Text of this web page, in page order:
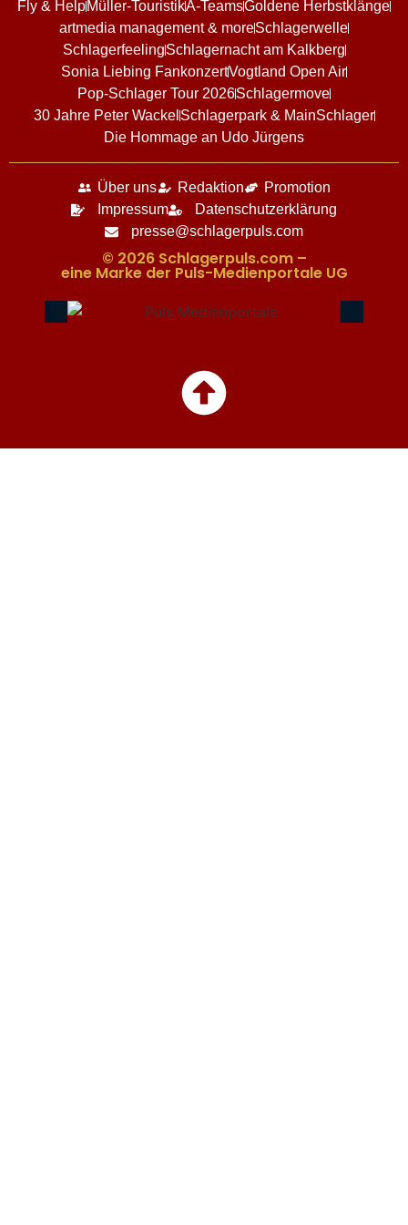
Fly & HelpMüller-TouristikA-TeamsGoldene Herbstklänge
artmedia management & moreSchlagerwelle
SchlagerfeelingSchlagernacht am Kalkberg
Sonia Liebing FankonzertVogtland Open Air
Pop-Schlager Tour 2026Schlagermove
30 Jahre Peter Wackel Schlagerpark & MainSchlager
Die Hommage an Udo Jürgens
Über uns Redaktion
Promotion
Impressum
Datenschutzerklärung
presse@schlagerpuls.com
© 2026 Schlagerpuls.com –
eine Marke der Puls-Medienportale UG​